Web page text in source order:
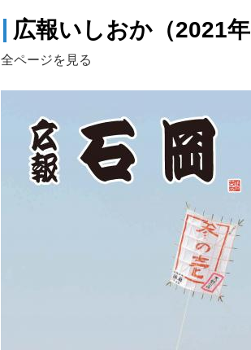
広報いしおか（2021
全ページを見る